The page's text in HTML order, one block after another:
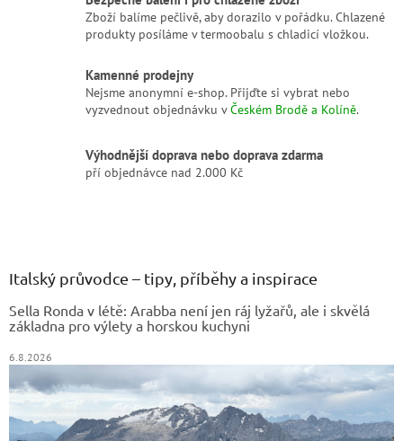
i
s
u
Zboží balíme pečlivě, aby dorazilo v pořádku. Chlazené
produkty posíláme v termoobalu s chladicí vložkou.
Kamenné prodejny
Nejsme anonymní e-shop. Přijďte si vybrat nebo
vyzvednout objednávku vČeském Brodě a Kolíně.
Výhodnější doprava nebo doprava zdarma
pří objednávce nad 2.000 Kč
Italský průvodce – tipy, příběhy a inspirace
Sella Ronda v létě: Arabba není jen ráj lyžařů, ale i skvělá
základna pro výlety a horskou kuchyni
6.8.2026